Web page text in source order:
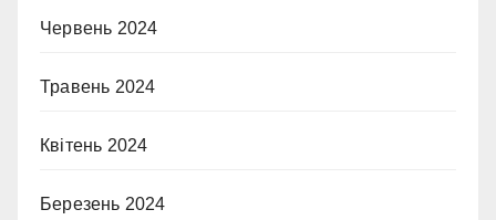
Червень 2024
Травень 2024
Квітень 2024
Березень 2024